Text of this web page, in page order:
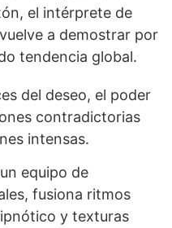
el intérprete de
a demostrar por
tendencia global.
del deseo, el poder
contradictorias
intensas.
equipo de
fusiona ritmos
y texturas